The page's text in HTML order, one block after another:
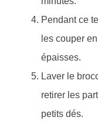
Pendant ce
les couper
épaisses.
Laver le
retirer les
petits dés.